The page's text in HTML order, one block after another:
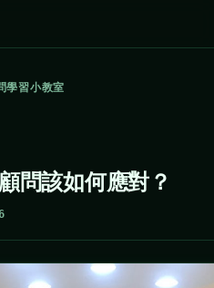
學習小教室
問該如何應對？